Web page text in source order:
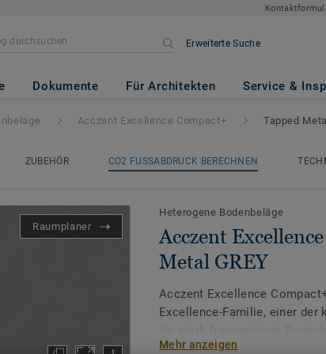
Erweiterte Suche
Dokumente Für Architekten Service &
Compact+ - Tapped
Acczent Excellence Compact+ Tapped
ZUBEHÖR CO2 FUSSABDRUCK BERECHNEN
Raumplaner
Heterogene Bodenbeläge
Acczent
Metal GREY
Acczent Excellence
Excellence-Familie, einer der
Verhältnis von Trittschall-
Mehr anzeigen